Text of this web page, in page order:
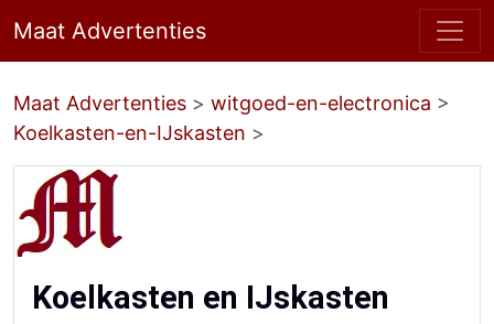
Maat Advertenties
Maat Advertenties > witgoed-en-electronica >
Koelkasten-en-IJskasten >
Koelkasten en IJskasten